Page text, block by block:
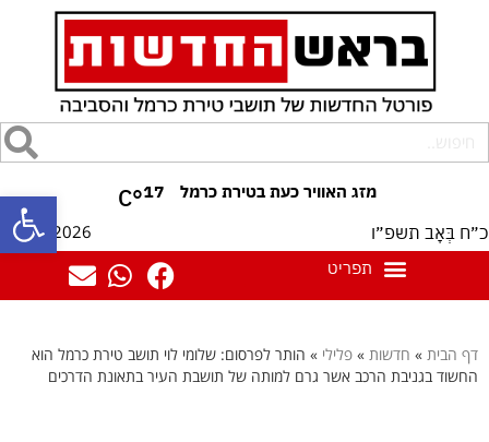
פתח 17
°C
כ״ח בְּאָב תשפ״ו 10/08/2026
דף הבית » חדשות » פלילי » הותר לפרסום: שלומי לוי תושב טירת כרמל הוא
החשוד בגניבת הרכב אשר גרם למותה של תושבת העיר בתאונת הדרכים